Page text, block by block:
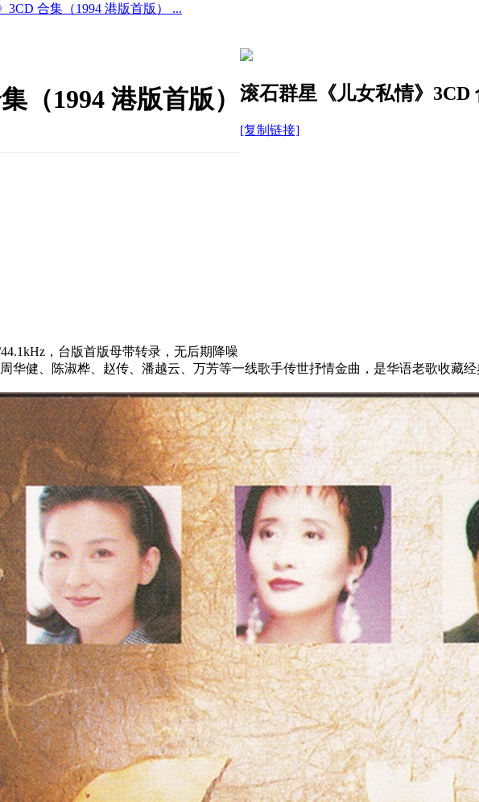
3CD 合集（1994 港版首版） ...
（1994 港版首版） 滚石群星《儿女私情》3CD
[复制链接]
，台版首版母带转录，无后期降噪
华健、陈淑桦、赵传、潘越云、万芳等一线歌手传世抒情金曲，是华语老歌收藏经